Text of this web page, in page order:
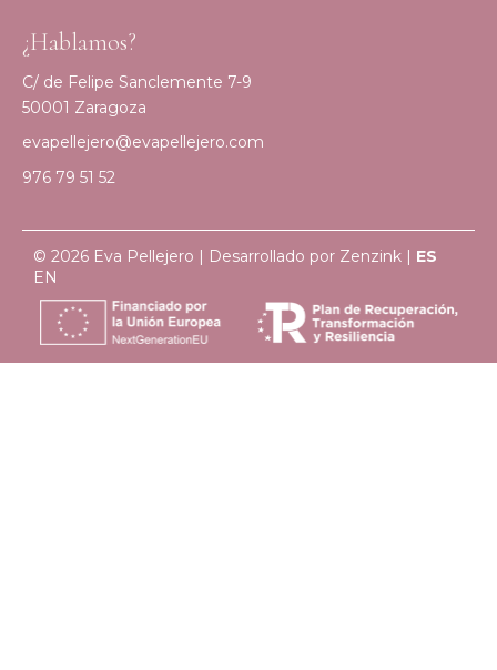
¿Hablamos?
C/ de Felipe Sanclemente 7-9
50001 Zaragoza
evapellejero@evapellejero.com
976 79 51 52
© 2026 Eva Pellejero | Desarrollado por Zenzink | ES
EN